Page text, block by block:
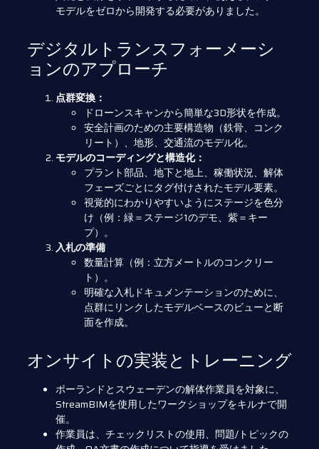
モデルをゼロから開発する必要がありました。
デジタルトランスフォーメーシ
ョンのアプローチ
点群変換：
ドローンスキャンから簡単な3D形状を作成。
安全計画のための主要構造物（鉄骨、コンク
リート）、地形、交通流のモデル化。
モデルのコーディングと構造化：
プラント部品、地下と地上、稼働状況、解体
フェーズごとにタグ付けされたモデル要素。
視覚的にわかりやすいようにステージを色分
け（例：緑＝ステージ1のデモ、紫＝キー
プ）。
入札の準備
数量計算（例：立方メートルのコンクリー
ト）。
明確な入札ドキュメンテーションのために、
点群にリンクしたモデルベースのビューと断
面を作成。
オンサイトの実装とトレーニング
ポーランドとスウェーデンの解体作業員を対象に、
StreamBIMを使用したワークショップをキルナで開
催。
作業員は、チェックリストの使用、問題/トピックの